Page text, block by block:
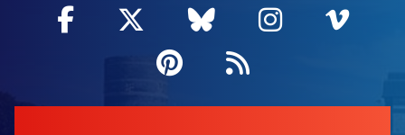
Facebook
, Ouvre une nouvelle fenêtre
Twitter
, Ouvre une nouvelle
Bluesky
, Ouvre une
Instagram
, Ouvre
,
Pinterest
, Ouvre une
Flux RSS